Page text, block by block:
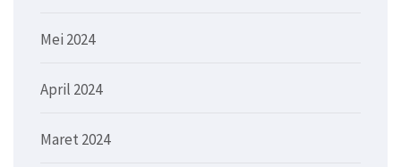
Mei 2024
April 2024
Maret 2024